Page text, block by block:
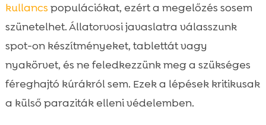
kullancs populációkat, ezért a megelőzés sosem
szünetelhet. Állatorvosi javaslatra válasszunk
spot-on készítményeket, tablettát vagy
nyakörvet, és ne feledkezzünk meg a szükséges
féreghajtó kúrákról sem. Ezek a lépések kritikusak
a külső paraziták elleni védelemben.